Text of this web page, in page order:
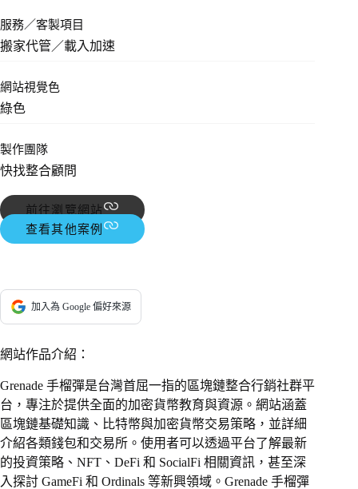
加入為 Google 偏好來源
網站作品介紹：
Grenade 手榴彈是台灣首屈一指的區塊鏈整合行銷社群平
台，專注於提供全面的加密貨幣教育與資源。網站涵蓋
區塊鏈基礎知識、比特幣與加密貨幣交易策略，並詳細
介紹各類錢包和交易所。使用者可以透過平台了解最新
的投資策略、NFT、DeFi 和 SocialFi 相關資訊，甚至深
入探討 GameFi 和 Ordinals 等新興領域。Grenade 手榴彈
服務／客製項目
搬家代管／載入加速
網站視覺色
綠色
製作團隊
快找整合顧問
前往瀏覽網站
查看其他案例